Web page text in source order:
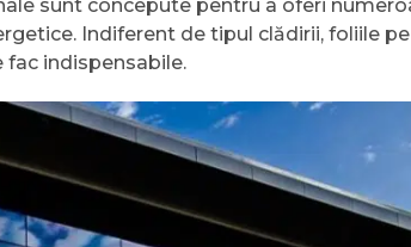
sunt concepute pentru a oferi
Indiferent de tipul clădirii, foliile
fac indispensabile.